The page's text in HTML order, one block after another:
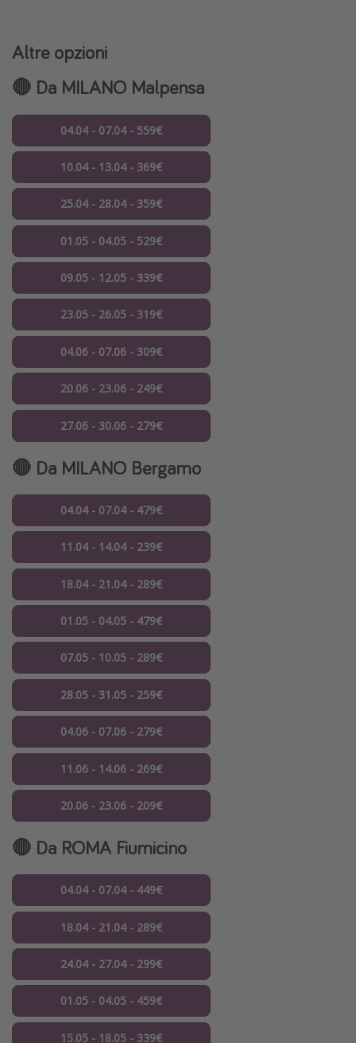
Altre opzioni
🔴 Da MILANO Malpensa
04.04 - 07.04 - 559€
10.04 - 13.04 - 369€
25.04 - 28.04 - 359€
01.05 - 04.05 - 529€
09.05 - 12.05 - 339€
23.05 - 26.05 - 319€
04.06 - 07.06 - 309€
20.06 - 23.06 - 249€
27.06 - 30.06 - 279€
🔴 Da MILANO Bergamo
04.04 - 07.04 - 479€
11.04 - 14.04 - 239€
18.04 - 21.04 - 289€
01.05 - 04.05 - 479€
07.05 - 10.05 - 289€
28.05 - 31.05 - 259€
04.06 - 07.06 - 279€
11.06 - 14.06 - 269€
20.06 - 23.06 - 209€
🔴 Da ROMA Fiumicino
04.04 - 07.04 - 449€
18.04 - 21.04 - 289€
24.04 - 27.04 - 299€
01.05 - 04.05 - 459€
15.05 - 18.05 - 339€